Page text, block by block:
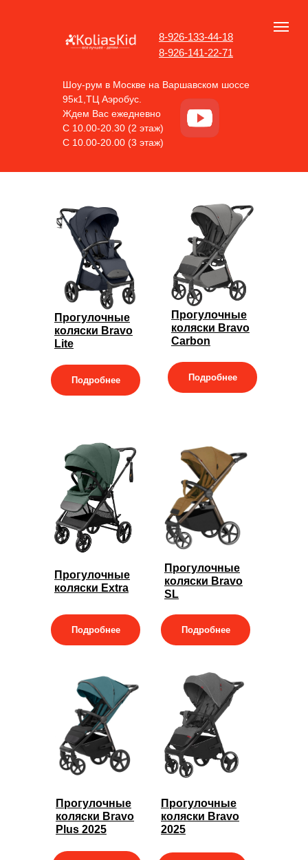
Шоу-рум в Москве на Варшавском шоссе
95к1,ТЦ Аэробус.
Ждем Вас ежедневно
С 10.00-20.30 (2 этаж)
С 10.00-20.00 (3 этаж)
8-926-141-22-71
8-926-133-44-18
Прогулочные
коляски Bravo
Plus 2025
Прогулочные
коляски Bravo
2025
Прогулочные
коляски Extra
Подробнее Подробнее
Прогулочные
коляски Bravo
SL
Прогулочные
коляски Bravo
Lite
Подробнее Подробнее
Прогулочные
коляски Bravo
Carbon